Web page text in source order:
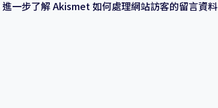
進一步了解 Akismet 如何處理網站訪客的留言資料